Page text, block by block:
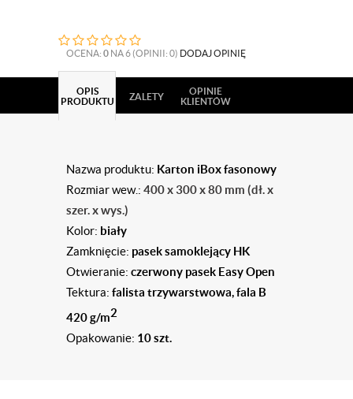
OCENA: 0 NA 6 (OPINII: 0) DODAJ OPINIĘ
OPIS
PRODUKTU
ZALETY
OPINIE
KLIENTÓW
Nazwa produktu: Karton iBox fasonowy
Rozmiar wew.: 400 x 300 x 80 mm (dł. x
szer. x wys.)
Kolor: biały
Zamknięcie: pasek samoklejący HK
Otwieranie: czerwony pasek Easy Open
Tektura: falista trzywarstwowa, fala B
420 g/m2
Opakowanie: 10 szt.